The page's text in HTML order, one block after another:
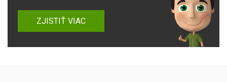
ZJISTIŤ VIAC